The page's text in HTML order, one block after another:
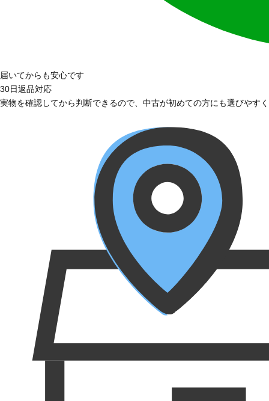
届いてからも安心です
30日返品対応
実物を確認してから判断できるので、中古が初めての方にも選びやす